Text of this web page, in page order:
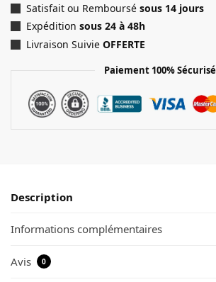
Satisfait ou Remboursé sous 14 jours
Expédition sous 24 à 48h
Livraison Suivie OFFERTE
Paiement 100% Sécurisé
Description
Informations complémentaires
Avis 0